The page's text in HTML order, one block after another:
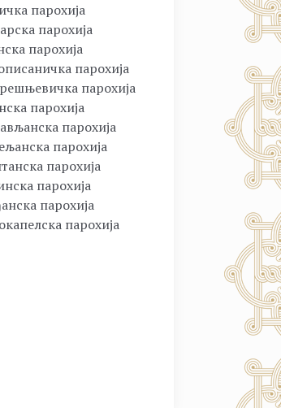
парохија
парохија
парохија
парохија
парохија
парохија
парохија
парохија
парохија
парохија
парохија
парохија